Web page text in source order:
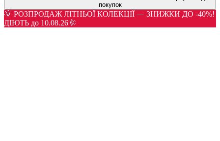
покупок
🌞 РОЗПРОДАЖ ЛІТНЬОЇ КОЛЕКЦІЇ — ЗНИЖКИ ДО -40%!
ДІЮТЬ до 10.08.26🌞